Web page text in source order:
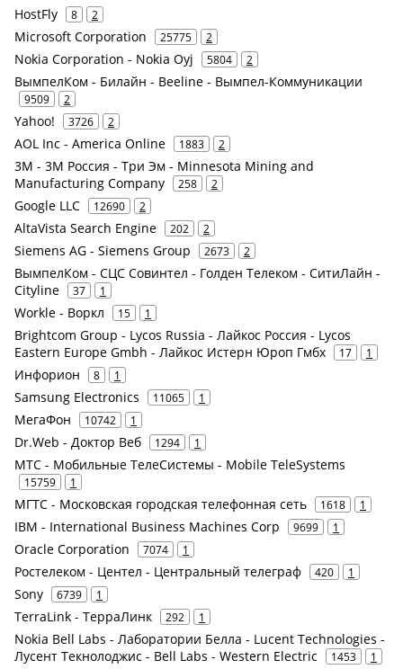
HostFly 8 2
Microsoft Corporation 25775 2
Nokia Corporation - Nokia Oyj 5804 2
ВымпелКом - Билайн - Beeline - Вымпел-Коммуникации
9509 2
Yahoo! 3726 2
AOL Inc - America Online 1883 2
3M - 3М Россия - Три Эм - Minnesota Mining and
Manufacturing Company
258 2
Google LLC 12690 2
AltaVista Search Engine 202 2
Siemens AG - Siemens Group 2673 2
ВымпелКом - СЦС Совинтел - Голден Телеком - СитиЛайн -
Cityline
37 1
Workle - Воркл 15 1
Brightcom Group - Lycos Russia - Лайкос Россия - Lycos
Eastern Europe Gmbh - Лайкос Истерн Юроп Гмбх
17 1
Инфорион 8 1
Samsung Electronics 11065 1
МегаФон 10742 1
Dr.Web - Доктор Веб 1294 1
МТС - Мобильные ТелеСистемы - Mobile TeleSystems
15759 1
МГТС - Московская городская телефонная сеть 1618 1
IBM - International Business Machines Corp 9699 1
Oracle Corporation 7074 1
Ростелеком - Центел - Центральный телеграф 420 1
Sony 6739 1
TerraLink - ТерраЛинк 292 1
Nokia Bell Labs - Лаборатории Белла - Lucent Technologies -
Лусент Текнолоджис - Bell Labs - Western Electric
1453 1